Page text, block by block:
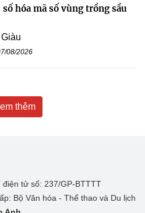
hóa mã số vùng trồng sầu
08/2026
thêm
tử số: 237/GP-BTTTT
Bộ Văn hóa - Thể thao và Du lịch